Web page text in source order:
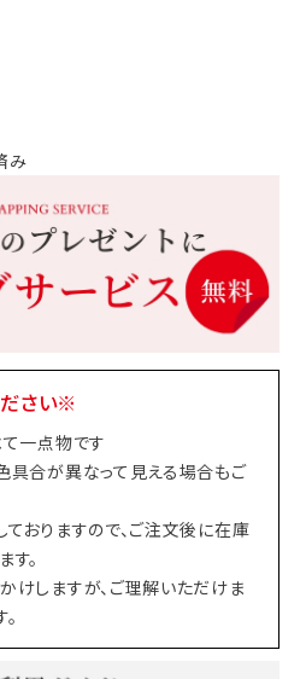
み
さい※
て一点物です
具合が異なって見える場合もご
おりますので、ご注文後に在庫
。
けしますが、ご理解いただけま